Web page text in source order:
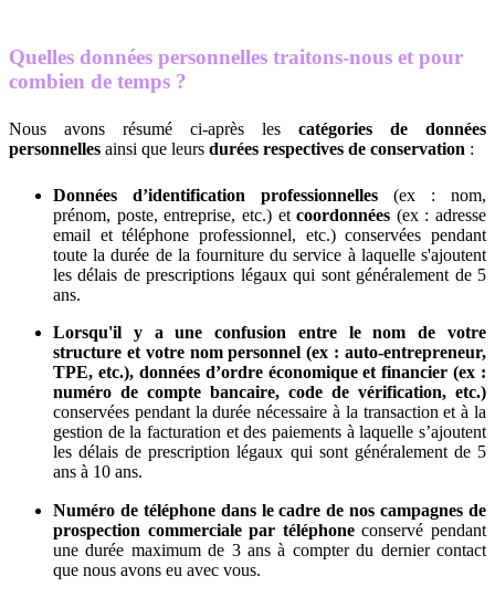
Quelles données personnelles traitons-nous et pour
combien de temps ?
Nous avons résumé ci-après les catégories de données
personnelles ainsi que leurs durées respectives de conservation :
Données d’identification professionnelles (ex : nom,
prénom, poste, entreprise, etc.) etcoordonnées (ex : adresse
email et téléphone professionnel, etc.) conservées pendant
toute la durée de la fourniture du service à laquelle s'ajoutent
les délais de prescriptions légaux qui sont généralement de 5
ans.
Lorsqu'il y a une confusion entre le nom de votre
structure et votre nom personnel (ex : auto-entrepreneur,
TPE, etc.), données d’ordre économique et financier (ex :
numéro de compte bancaire, code de vérification, etc.)
conservées pendant la durée nécessaire à la transaction et à la
gestion de la facturation et des paiements à laquelle s’ajoutent
les délais de prescription légaux qui sont généralement de 5
ans à 10 ans.
Numéro de téléphone dans le cadre de nos campagnes de
prospection commerciale par téléphoneconservé pendant
une durée maximum de 3 ans à compter du dernier contact
que nous avons eu avec vous.